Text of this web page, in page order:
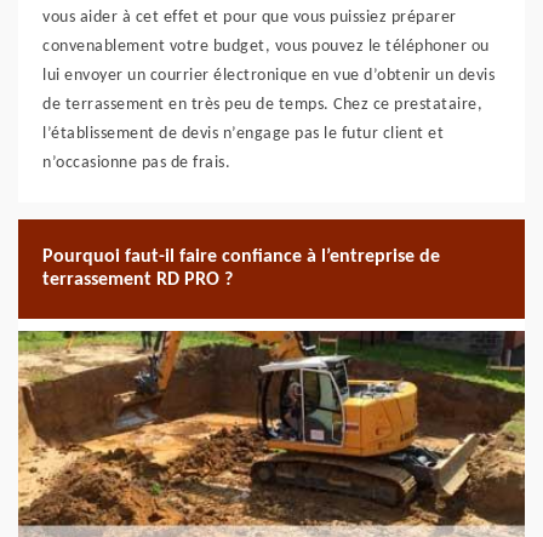
vous aider à cet effet et pour que vous puissiez préparer
convenablement votre budget, vous pouvez le téléphoner ou
lui envoyer un courrier électronique en vue d’obtenir un devis
de terrassement en très peu de temps. Chez ce prestataire,
l’établissement de devis n’engage pas le futur client et
n’occasionne pas de frais.
Pourquoi faut-il faire confiance à l’entreprise de
terrassement RD PRO ?